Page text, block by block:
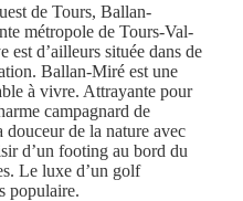
de Tours, Ballan-
métropole de Tours-Val-
d’ailleurs située dans de
Ballan-Miré est une
à vivre. Attrayante pour
campagnard de
douceur de la nature avec
d’un footing au bord du
Le luxe d’un golf
populaire.